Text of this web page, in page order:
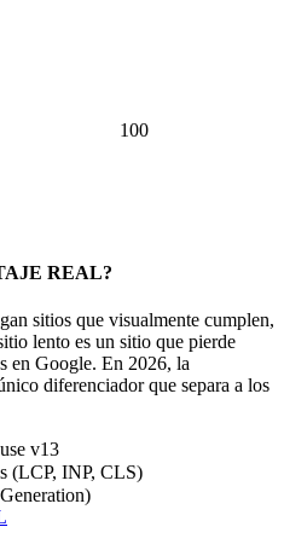
100
REAL?
sitios que visualmente cumplen,
lento es un sitio que pierde
en Google. En 2026, la
diferenciador que separa a los
v13
(LCP, INP, CLS)